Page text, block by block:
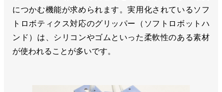
につかむ機能が求められます。実用化されているソフ
トロボティクス対応のグリッパー（ソフトロボットハ
ンド）は、シリコンやゴムといった柔軟性のある素材
が使われることが多いです。